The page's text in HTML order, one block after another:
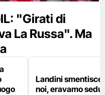
"Girati di
La Russa". Ma
Landini
noi, eravamo